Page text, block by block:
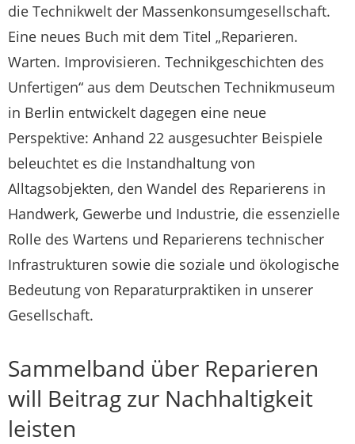
die Technikwelt der Massenkonsumgesellschaft.
Eine neues Buch mit dem Titel „Reparieren.
Warten. Improvisieren. Technikgeschichten des
Unfertigen“ aus dem Deutschen Technikmuseum
in Berlin entwickelt dagegen eine neue
Perspektive: Anhand 22 ausgesuchter Beispiele
beleuchtet es die Instandhaltung von
Alltagsobjekten, den Wandel des Reparierens in
Handwerk, Gewerbe und Industrie, die essenzielle
Rolle des Wartens und Reparierens technischer
Infrastrukturen sowie die soziale und ökologische
Bedeutung von Reparaturpraktiken in unserer
Gesellschaft.
Sammelband über Reparieren
will Beitrag zur Nachhaltigkeit
leisten